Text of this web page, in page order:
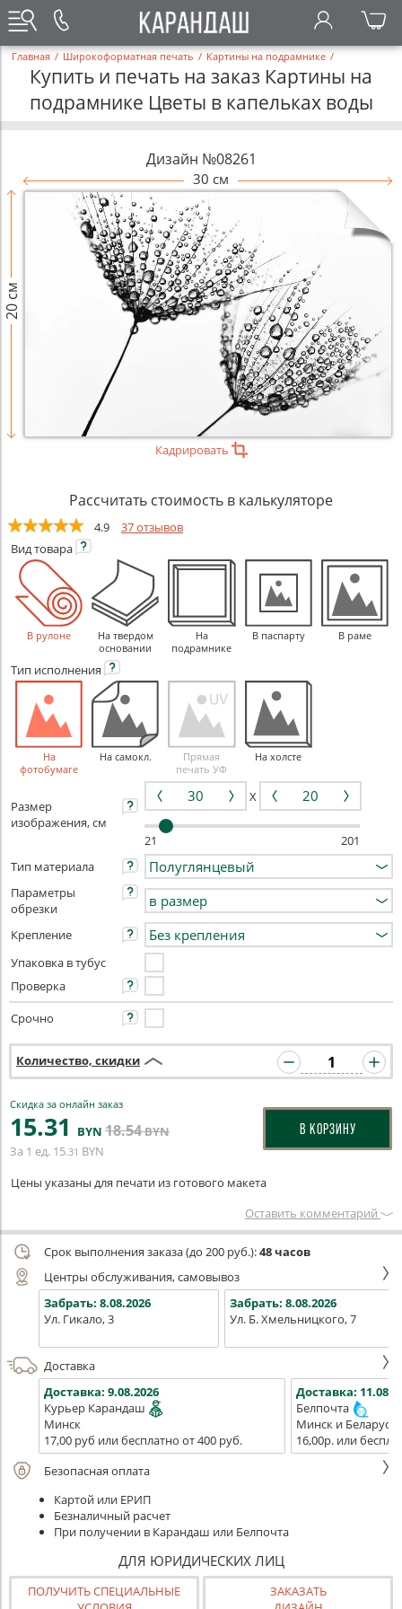
Главная / Широкоформатная печать / Картины на подрамнике /
Купить и печать на заказ Картины на
подрамнике Цветы в капельках воды
Дизайн №08261
30 см
20 см
Кадрировать
Рассчитать стоимость в калькуляторе
4.9
37 отзывов
Видтовара
В рулоне
На твердом
основании
На
подрамнике
В паспарту В раме
Тип исполнения
На
фотобумаге
На самокл.
Прямая
печать УФ
На холсте
Размер
изображения, см
X
21
201
Тип материала
Параметры
обрезки
Крепление
Упаковка в тубус
Проверка
Срочно
Количество, скидки
Скидка за онлайн заказ
15.31 BYN 18.54BYN
За 1 ед. 15.31 BYN
В КОРЗИНУ
Цены указаны для печати из готового макета
Оставить комментарий
Срок выполнения заказа (до 200 руб.):48 часов
Центры обслуживания, самовывоз
Забрать: 8.08.2026
Ул. Гикало, 3
Забрать: 8.08.2026
Ул. Б. Хмельницкого, 7
Доставка
Доставка: 9.08.2026
Курьер Карандаш
Минск
17,00 руб или бесплатно от 400 руб.
Доставка:
Белпочта
Минск и Беларусь
16,00р. или
Безопасная оплата
Картой или ЕРИП
Безналичный расчет
При получении в Карандаш или Белпочта
ДЛЯ ЮРИДИЧЕСКИХ ЛИЦ
ПОЛУЧИТЬ СПЕЦИАЛЬНЫЕ
ЗАКАЗАТЬ